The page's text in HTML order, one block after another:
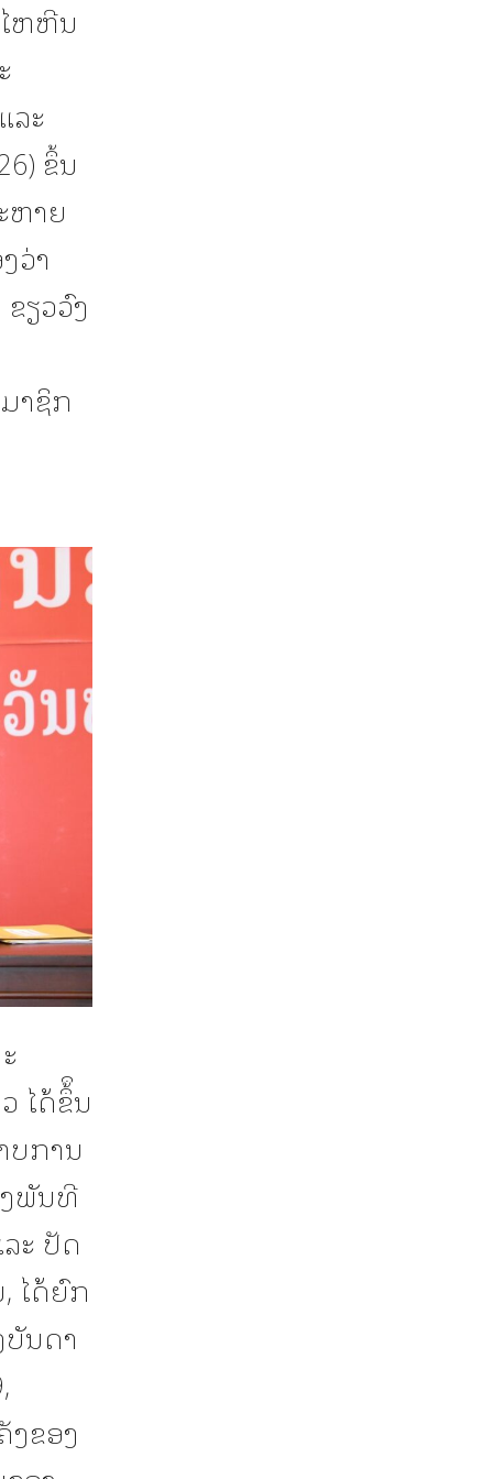
ຫຫີນ
ລະ
ຂຶ້ນ
ຫາຍ
ວ່າ
ຽວວົງ
າຊິກ
ໄດ້ຂຶ້ຶນ
ບການ
ພັນທີ
ະ ປັດ
ໄດ້ຍົກ
ນດາ
ຂອງ